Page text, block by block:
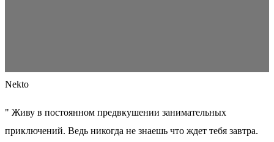
Nekto
" Живу в постоянном предвкушении занимательных
приключений. Ведь никогда не знаешь что ждет тебя завтра.